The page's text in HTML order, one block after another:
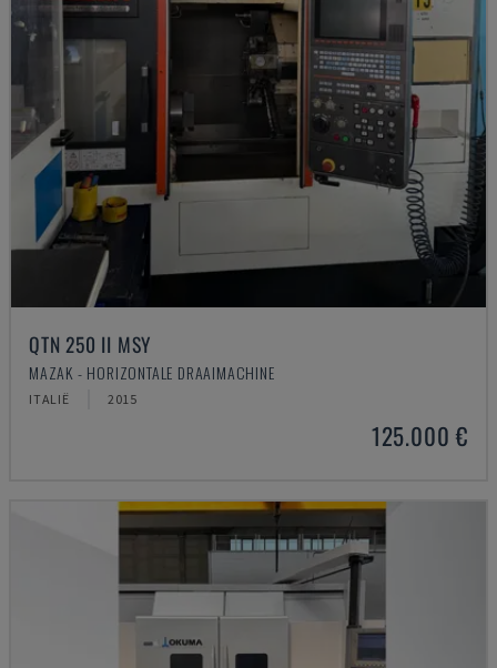
QTN 250 II MSY
MAZAK - HORIZONTALE DRAAIMACHINE
ITALIË 2015
125.000 €